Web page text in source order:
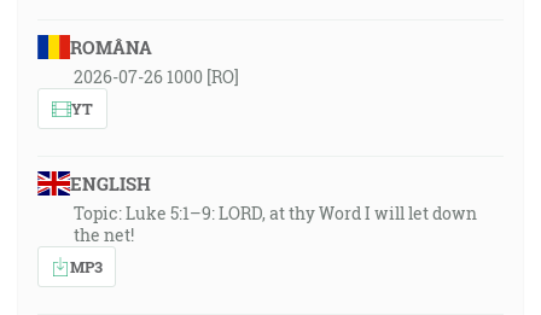
ROMÂNA
2026-07-26 1000 [RO]
YT
ENGLISH
Topic: Luke 5:1–9: LORD, at thy Word I will let down
the net!
MP3